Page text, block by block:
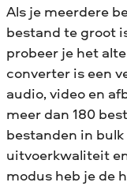
Als je meerdere
bestand te groot
probeer je het
converter is een
audio, video en
meer dan 180
bestanden in
uitvoerkwaliteit
modus heb je de